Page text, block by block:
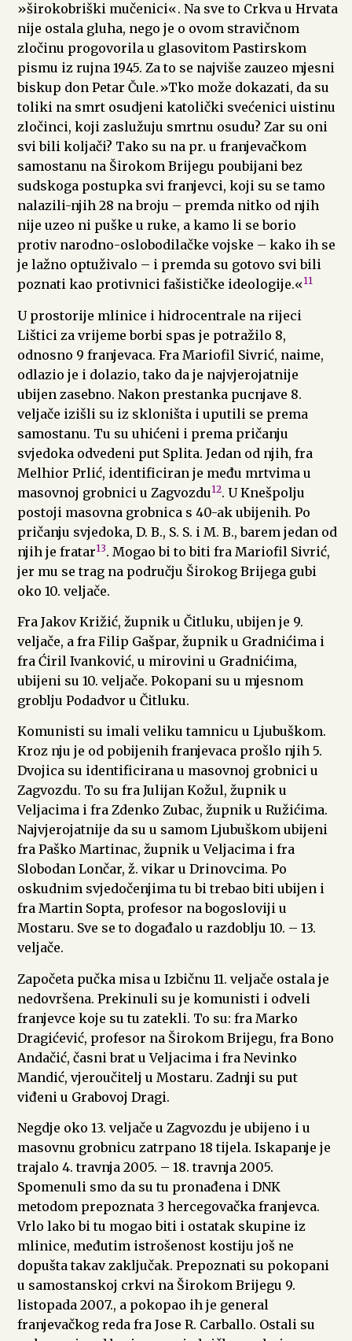
»širokobriški mučenici«. Na sve to Crkva u Hrvata
nije ostala gluha, nego je o ovom stravičnom
zločinu progovorila u glasovitom Pastirskom
pismu iz rujna 1945. Za to se najviše zauzeo mjesni
biskup don Petar Čule.»Tko može dokazati, da su
toliki na smrt osudjeni katolički svećenici uistinu
zločinci, koji zaslužuju smrtnu osudu? Zar su oni
svi bili koljači? Tako su na pr. u franjevačkom
samostanu na Širokom Brijegu poubijani bez
sudskoga postupka svi franjevci, koji su se tamo
nalazili-njih 28 na broju – premda nitko od njih
nije uzeo ni puške u ruke, a kamo li se borio
protiv narodno-oslobodilačke vojske – kako ih se
je lažno optuživalo – i premda su gotovo svi bili
poznati kao protivnici fašističke ideologije.«11
U prostorije mlinice i hidrocentrale na rijeci
Lištici za vrijeme borbi spas je potražilo 8,
odnosno 9 franjevaca. Fra Mariofil Sivrić, naime,
odlazio je i dolazio, tako da je najvjerojatnije
ubijen zasebno. Nakon prestanka pucnjave 8.
veljače izišli su iz skloništa i uputili se prema
samostanu. Tu su uhićeni i prema pričanju
svjedoka odvedeni put Splita. Jedan od njih, fra
Melhior Prlić, identificiran je među mrtvima u
masovnoj grobnici u Zagvozdu 12. U Knešpolju
postoji masovna grobnica s 40-ak ubijenih. Po
pričanju svjedoka, D. B., S. S. i M. B., barem jedan od
njih je fratar13. Mogao bi to biti fra Mariofil Sivrić,
jer mu se trag na području Širokog Brijega gubi
oko 10. veljače.
Fra Jakov Križić, župnik u Čitluku, ubijen je 9.
veljače, a fra Filip Gašpar, župnik u Gradnićima i
fra Ćiril Ivanković, u mirovini u Gradnićima,
ubijeni su 10. veljače. Pokopani su u mjesnom
groblju Podadvor u Čitluku.
Komunisti su imali veliku tamnicu u Ljubuškom.
Kroz nju je od pobijenih franjevaca prošlo njih 5.
Dvojica su identificirana u masovnoj grobnici u
Zagvozdu. To su fra Julijan Kožul, župnik u
Veljacima i fra Zdenko Zubac, župnik u Ružićima.
Najvjerojatnije da su u samom Ljubuškom ubijeni
fra Paško Martinac, župnik u Veljacima i fra
Slobodan Lončar, ž. vikar u Drinovcima. Po
oskudnim svjedočenjima tu bi trebao biti ubijen i
fra Martin Sopta, profesor na bogosloviji u
Mostaru. Sve se to događalo u razdoblju 10. – 13.
veljače.
Započeta pučka misa u Izbičnu 11. veljače ostala je
nedovršena. Prekinuli su je komunisti i odveli
franjevce koje su tu zatekli. To su: fra Marko
Dragićević, profesor na Širokom Brijegu, fra Bono
Andačić, časni brat u Veljacima i fra Nevinko
Mandić, vjeroučitelj u Mostaru. Zadnji su put
viđeni u Grabovoj Dragi.
Negdje oko 13. veljače u Zagvozdu je ubijeno i u
masovnu grobnicu zatrpano 18 tijela. Iskapanje je
trajalo 4. travnja 2005. – 18. travnja 2005.
Spomenuli smo da su tu pronađena i DNK
metodom prepoznata 3 hercegovačka franjevca.
Vrlo lako bi tu mogao biti i ostatak skupine iz
mlinice, međutim istrošenost kostiju još ne
dopušta takav zaključak. Prepoznati su pokopani
u samostanskoj crkvi na Širokom Brijegu 9.
listopada 2007., a pokopao ih je general
franjevačkog reda fra Jose R. Carballo. Ostali su